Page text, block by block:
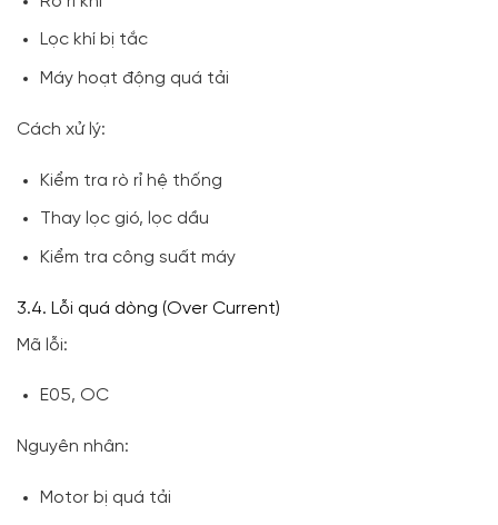
Lọc khí bị tắc
Máy hoạt động quá tải
Cách xử lý:
Kiểm tra rò rỉ hệ thống
Thay lọc gió, lọc dầu
Kiểm tra công suất máy
3.4. Lỗi quá dòng (Over Current)
Mã lỗi:
E05, OC
Nguyên nhân:
Motor bị quá tải